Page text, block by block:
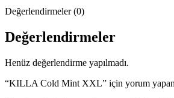
Değerlendirmeler (0)
Değerlendirmeler
Henüz değerlendirme yapılmadı.
“KILLA Cold Mint XXL” için yorum